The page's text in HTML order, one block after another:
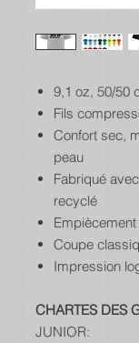
9,1 oz, 50/50
Fils
Confort sec,
peau
Fabriqué
recyclé
Coupe
Impression
CHARTES DES
JUNIOR: